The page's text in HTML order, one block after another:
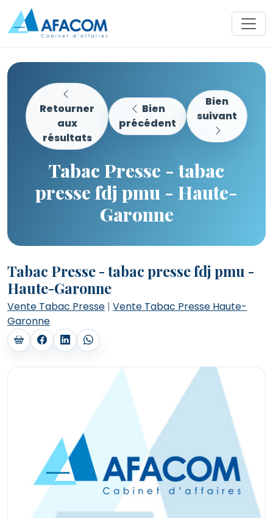
Retourner
aux
résultats
Bien
précédent
Bien
suivant
Tabac Presse - tabac
presse fdj pmu - Haute-
Garonne
Tabac Presse - tabac presse fdj pmu -
Haute-Garonne
Vente Tabac Presse | Vente Tabac Presse Haute-
Garonne